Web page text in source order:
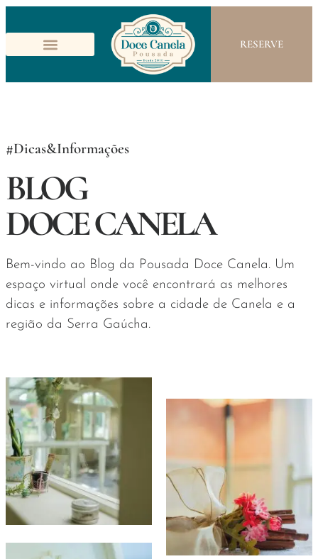
RESERVE
#Dicas&Informações
BLOG
DOCE CANELA
Bem-vindo ao Blog da Pousada Doce Canela. Um
espaço virtual onde você encontrará as melhores
dicas e informações sobre a cidade de Canela e a
região da Serra Gaúcha.